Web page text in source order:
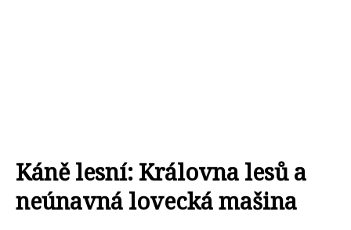
Káně lesní: Královna lesů a
neúnavná lovecká mašina